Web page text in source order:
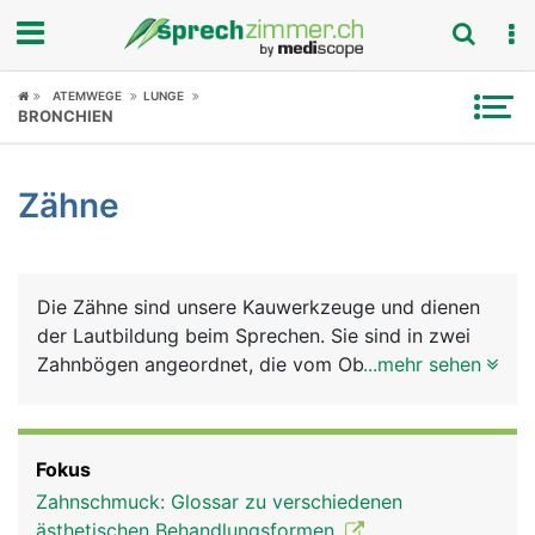
Fokus
Symptome
News
Rubriken
ATEMWEGE LUNGE
BRONCHIEN
Zähne
Die Zähne sind unsere Kauwerkzeuge und dienen
der Lautbildung beim Sprechen. Sie sind in zwei
Zahnbögen angeordnet, die vom Oberkiefer- und
mittleren Kindesalter vom bleibenden Gebiss
ersetzt wird, das aus 32 Zähnen besteht: auf jeder
...mehr sehen
Fokus
Zahnschmuck: Glossar zu verschiedenen
ästhetischen Behandlungsformen